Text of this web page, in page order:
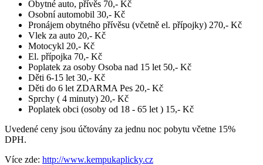
Obytné auto, přívěs 70,- Kč
Osobní automobil 30,- Kč
Pronájem obytného přívěsu (včetně el. přípojky) 270,- Kč
Vlek za auto 20,- Kč
Motocykl 20,- Kč
El. přípojka 70,- Kč
Poplatek za osoby Osoba nad 15 let 50,- Kč
Děti 6-15 let 30,- Kč
Děti do 6 let ZDARMA Pes 20,- Kč
Sprchy ( 4 minuty) 20,- Kč
Poplatek obci (osoby od 18 - 65 let ) 15,- Kč
Uvedené ceny jsou účtovány za jednu noc pobytu včetne 15%
DPH.
Více zde: http://www.kempukaplicky.cz